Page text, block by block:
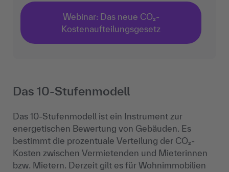
Webinar: Das neue CO₂-
Kostenaufteilungsgesetz
Das 10-Stufenmodell
Das 10-Stufenmodell ist ein Instrument zur
energetischen Bewertung von Gebäuden. Es
bestimmt die prozentuale Verteilung der CO₂-
Kosten zwischen Vermietenden und Mieterinnen
bzw. Mietern. Derzeit gilt es für Wohnimmobilien